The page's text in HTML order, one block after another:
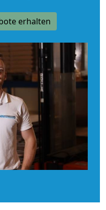
erhalten